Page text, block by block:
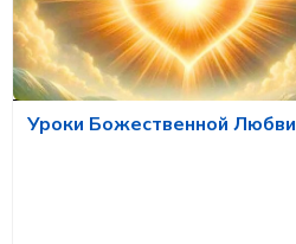
Уроки Божественной Любви